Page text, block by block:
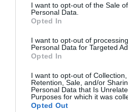
I want to opt-out of the Sale
Personal Data.
Opted In
I want to opt-out of
Personal Data for Targeted
Opted In
I want to opt-out of Collection,
Retention, Sale, and/or
Personal Data that Is
Purposes for which it was
Opted Out
Kamila Kecerová
+421 51 7480 461
kecerova@regada.sk
Szef serwisu technicznego
Ing. Marko Štofan
servis@regada.sk
O firmie